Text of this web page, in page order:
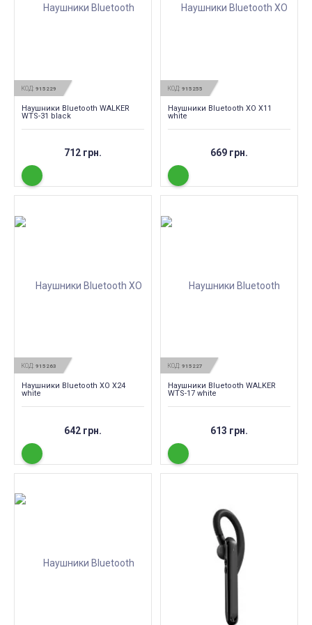
КОД: 915229
Наушники Bluetooth WALKER
WTS-31 black
712 грн.
КОД: 915255
Наушники Bluetooth XO X11
white
669 грн.
КОД: 915263
Наушники Bluetooth XO X24
white
642 грн.
КОД: 915227
Наушники Bluetooth WALKER
WTS-17 white
613 грн.